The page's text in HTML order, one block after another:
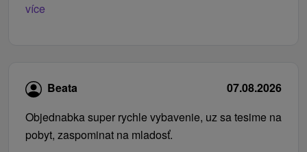
více
Beata
07.08.2026
Objednabka super rychle vybavenie, uz sa tesime na
pobyt, zaspominat na mladosť.